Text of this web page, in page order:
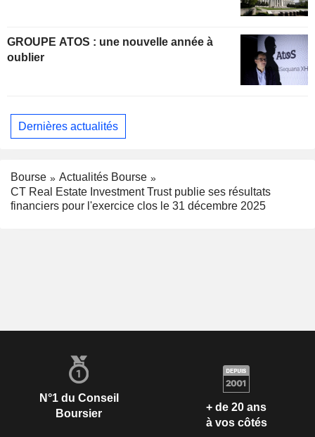
GROUPE ATOS : une nouvelle année à
oublier
Dernières actualités
Bourse
Actualités Bourse
CT Real Estate Investment Trust publie ses résultats
financiers pour l'exercice clos le 31 décembre 2025
N°1 du Conseil
Boursier
+ de 20 ans
à vos côtés